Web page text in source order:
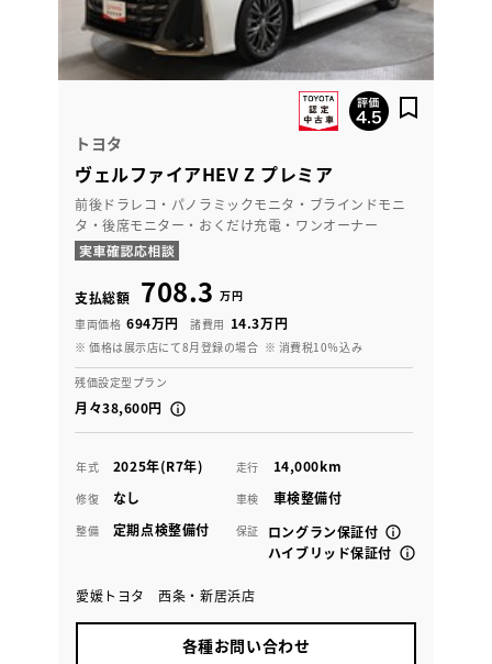
トヨタ
ヴェルファイアHEV Z プレミア
前後ドラレコ・パノラミックモニタ・ブラインドモニ
タ・後席モニター・おくだけ充電・ワンオーナー
支払総額 708.3 万円
車両価格 694万円 諸費用 14.3万円
※ 価格は展示店にて8月登録の場合 ※ 消費税10％込み
残価設定型プラン
月々38,600円
年式 2025年(R7年) 走行 14,000km
修復 なし 車検 車検整備付
整備 定期点検整備付 保証
ロングラン保証付
ハイブリッド保証付
愛媛トヨタ 西条・新居浜店
各種お問い合わせ